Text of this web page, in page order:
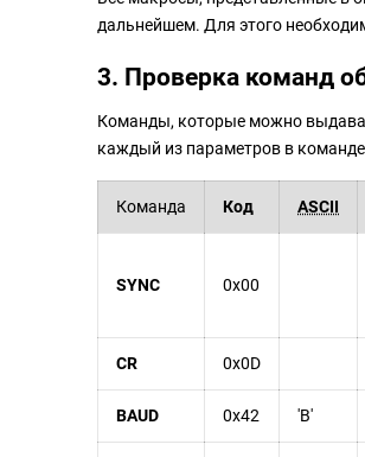
дальнейшем. Для этого
3. Проверка команд
Команды, которые можно
каждый из параметров в
Команда Код ASCII
SYNC 0x00
CR 0x0D
BAUD 0x42 'B'